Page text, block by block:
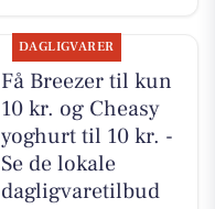
DAGLIGVARER
Få Breezer til kun
10 kr. og Cheasy
yoghurt til 10 kr. -
Se de lokale
dagligvaretilbud